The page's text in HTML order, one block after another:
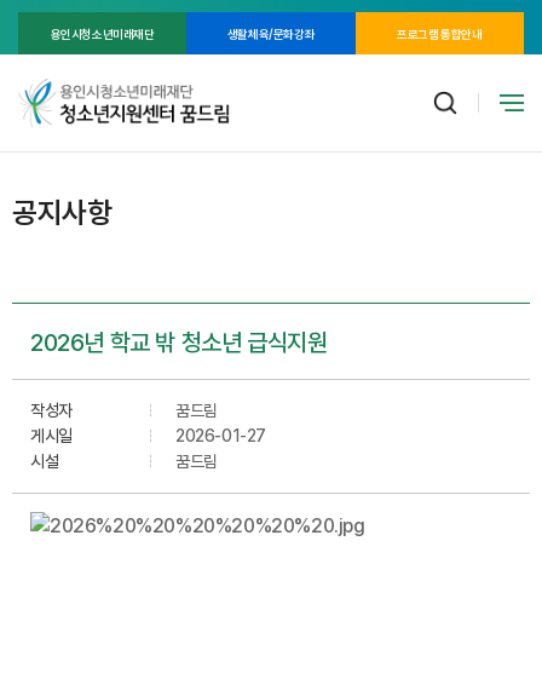
용인시청소년미래재단 생활체육/문화강좌 프로그램 통합안내
공지사항
2026년 학교 밖 청소년 급식지원
작성자
꿈드림
게시일
2026-01-27
시설
꿈드림